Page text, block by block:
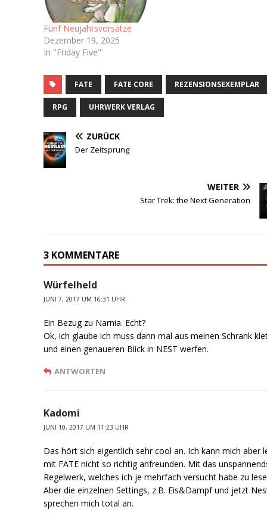
Fünf Neujahrsvorsätze
Dezember 19, 2025
In "Friday Five"
FATE FATE CORE REZENSIONSEXEMPLAR
RPG UHRWERK VERLAG
ZURÜCK
Der Zeitsprung
WEITER
Star Trek: the Next Generation
3 KOMMENTARE
Würfelheld
JUNI 7, 2017 UM 16:31 UHR
Ein Bezug zu Narnia. Echt?
Ok, ich glaube ich muss dann mal aus meinen Schrank
und einen genaueren Blick in NEST werfen.
ANTWORTEN
Kadomi
JUNI 10, 2017 UM 11:23 UHR
Das hört sich eigentlich sehr cool an. Ich kann mich aber
mit FATE nicht so richtig anfreunden. Mit das
Regelwerk, welches ich je mehrfach versucht habe zu
Aber die einzelnen Settings, z.B. Eis&Dampf und jetzt
sprechen mich total an.